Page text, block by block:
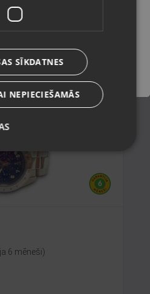
6 mēneši)
6 mēneši)
SĪKDATNES
NEPIECIEŠAMĀS